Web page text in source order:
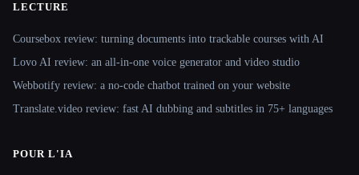
LECTURE
Coursebox review: turning documents into trackable courses with AI
Lovo AI review: an all-in-one voice generator and video studio
Webbotify review: a no-code chatbot trained on your website
Translate.video review: fast AI dubbing and subtitles in 75+ languages
POUR L'IA